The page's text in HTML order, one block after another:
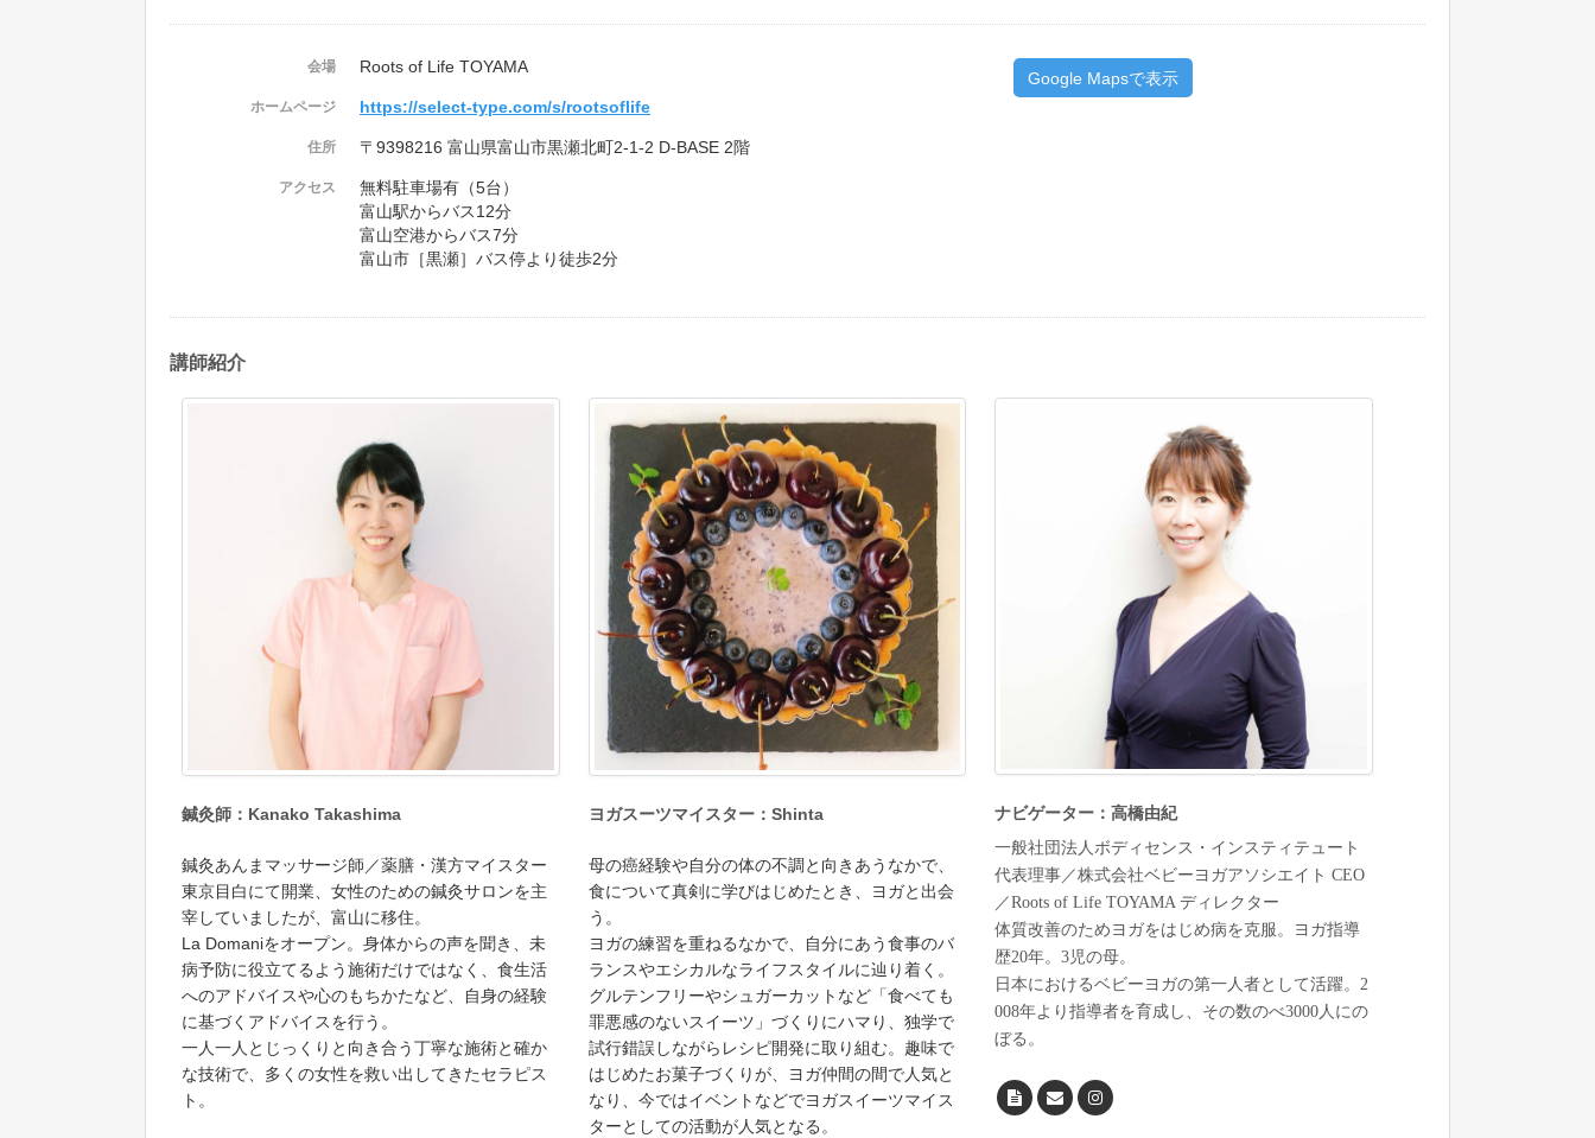
会場 Roots of Life TOYAMA
ホームページ https://select-type.com/s/rootsoflife
住所 〒9398216 富山県富山市黒瀬北町2-1-2 D-BASE 2階
アクセス
無料駐車場有（5台）
富山駅からバス12分
富山空港からバス7分
富山市［黒瀬］バス停より徒歩2分
Google Mapsで表示
講師紹介
鍼灸師：Kanako Takashima
鍼灸あんまマッサージ師／薬膳・漢方マイスター
東京目白にて開業、女性のための鍼灸サロンを主
宰していましたが、富山に移住。
La Domaniをオープン。身体からの声を聞き、未
病予防に役立てるよう施術だけではなく、食生活
へのアドバイスや心のもちかたなど、自身の経験
に基づくアドバイスを行う。
一人一人とじっくりと向き合う丁寧な施術と確か
な技術で、多くの女性を救い出してきたセラピス
ト。
ヨガスーツマイスター：Shinta
母の癌経験や自分の体の不調と向きあうなかで、
食について真剣に学びはじめたとき、ヨガと出会
う。
ヨガの練習を重ねるなかで、自分にあう食事のバ
ランスやエシカルなライフスタイルに辿り着く。
グルテンフリーやシュガーカットなど「食べても
罪悪感のないスイーツ」づくりにハマり、独学で
試行錯誤しながらレシピ開発に取り組む。趣味で
はじめたお菓子づくりが、ヨガ仲間の間で人気と
なり、今ではイベントなどでヨガスイーツマイス
ターとしての活動が人気となる。
ナビゲーター：高橋由紀
一般社団法人ボディセンス・インスティテュート
代表理事／株式会社ベビーヨガアソシエイト CEO
／Roots of Life TOYAMA ディレクター
体質改善のためヨガをはじめ病を克服。ヨガ指導
歴20年。3児の母。
日本におけるベビーヨガの第一人者として活躍。2
008年より指導者を育成し、その数のべ3000人にの
ぼる。